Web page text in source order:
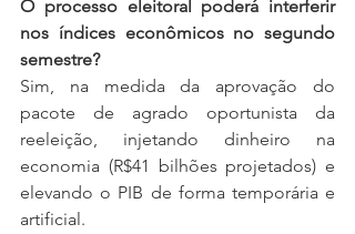
O processo eleitoral poderá interferir
nos índices econômicos no segundo
semestre?
Sim, na medida da aprovação do
pacote de agrado oportunista da
reeleição, injetando dinheiro na
economia (R$41 bilhões projetados) e
elevando o PIB de forma temporária e
artificial.